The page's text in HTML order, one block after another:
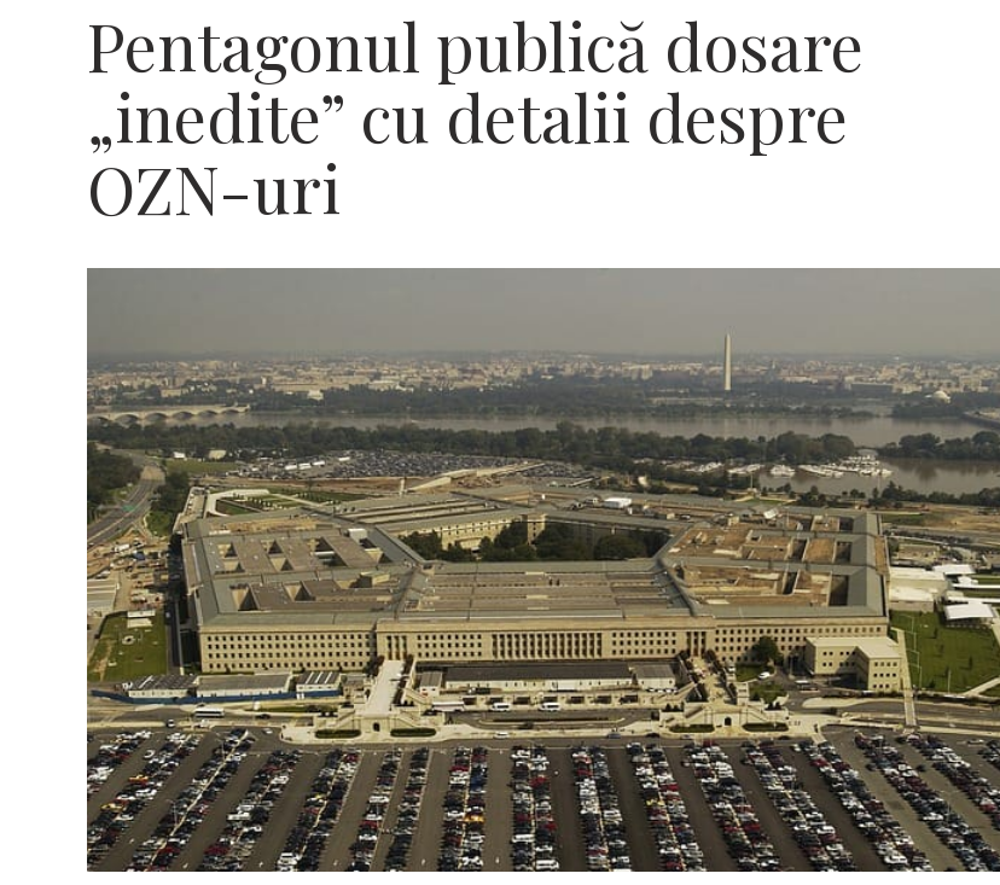
Pentagonul publică dosare
„inedite” cu detalii despre
OZN-uri